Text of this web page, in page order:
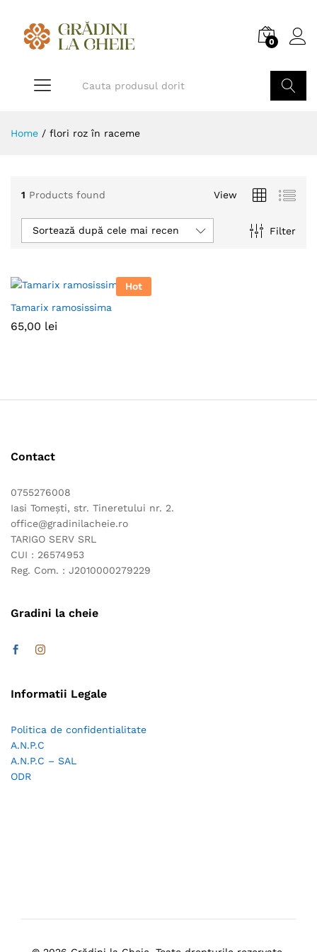
0
Home / flori roz în raceme
1 Products found View
Filter
Sortează după cele mai recente
Hot
Tamarix ramosissima
65,00 lei
Contact
0755276008
Iasi Tomești, str. Tineretului nr. 2.
office@gradinilacheie.ro
TARIGO SERV SRL
CUI : 26574953
Reg. Com. : J2010000279229
Gradini la cheie
Informatii Legale
Politica de confidentialitate
A.N.P.C
A.N.P.C – SAL
ODR